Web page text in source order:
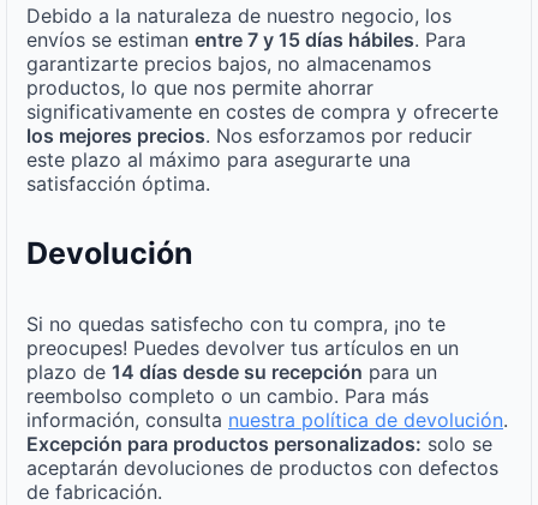
Debido a la naturaleza de nuestro negocio, los
envíos se estiman entre 7 y 15 días hábiles. Para
garantizarte precios bajos, no almacenamos
productos, lo que nos permite ahorrar
significativamente en costes de compra y ofrecerte
los mejores precios. Nos esforzamos por reducir
este plazo al máximo para asegurarte una
satisfacción óptima.
Devolución
Si no quedas satisfecho con tu compra, ¡no te
preocupes! Puedes devolver tus artículos en un
plazo de 14 días desde su recepción para un
reembolso completo o un cambio. Para más
información, consulta nuestra política de devolución.
Excepción para productos personalizados: solo se
aceptarán devoluciones de productos con defectos
de fabricación.